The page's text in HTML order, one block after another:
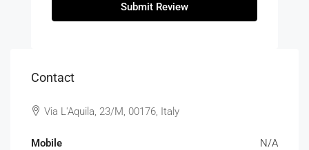
Submit Review
Contact
Via L'Aquila, 23/M, 00176, Italy
Mobile
N/A